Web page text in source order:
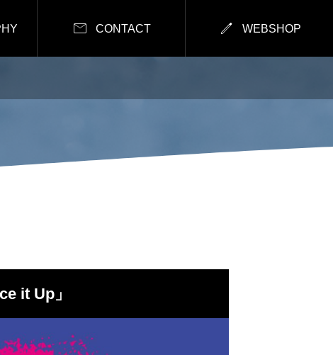
 CONTACT  WEBSHOP
it Up」